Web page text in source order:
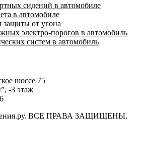
сидений в автомобиле
в автомобиле
защиты от угона
электро-порогов в автомобиль
систем в автомобиль
шоссе 75
-3 этаж
ВСЕ ПРАВА ЗАЩИЩЕНЫ.